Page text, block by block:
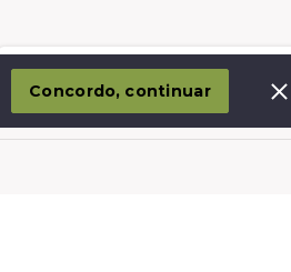
Olá! somos da Linkmob, como
Concordo, continuar